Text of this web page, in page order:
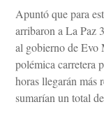
Apuntó que para
arribaron a La Paz
al gobierno de Evo
polémica carretera
horas llegarán más
sumarían un total